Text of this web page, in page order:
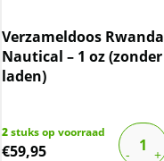
Verzameldoos Rwanda
Nautical – 1 oz (zonder
laden)
2stuks op voorraad
€59,95